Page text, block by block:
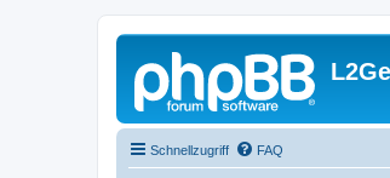
Schnellzugriff FAQ